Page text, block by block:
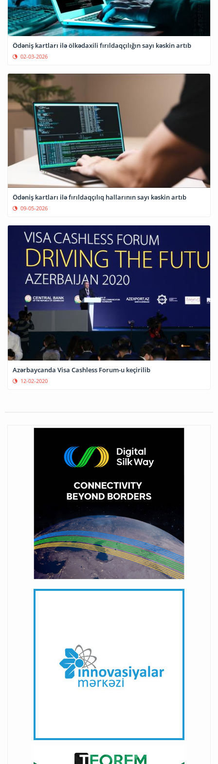
Ödəniş kartları ilə ölkədaxili fırıldaqçılığın sayı kəskin artıb
02-03-2026
Ödəniş kartları ilə fırıldaqçılıq hallarının sayı kəskin artıb
09-05-2026
Azərbaycanda Visa Cashless Forum-u keçirilib
12-02-2020